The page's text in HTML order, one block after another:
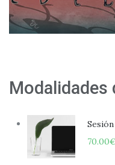
Modalidades
70.00€